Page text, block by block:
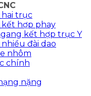
trục
hợp phay
kết hợp trục Y
đài dao
nhôm
chính
nặng